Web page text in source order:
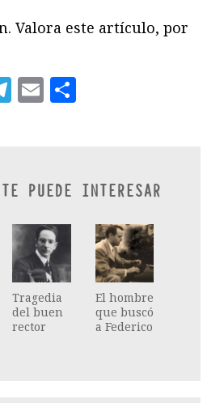
Valora este artículo, por
Telegram
Email
PUEDE INTERESAR
Tragedia
del buen
rector
El hombre
que buscó
a Federico